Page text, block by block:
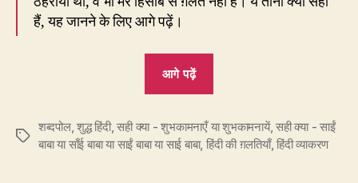
हैं, यह जानने के लिए आगे पढ़ें।
आगे पढ़ें
बना
क्या
Tags
शब्दपोल,शुद्ध हिंदी,सही क्या - शुभकामनाएँ या शुभकामनायें,सही क्या - साईं
बाबा या साँई बाबा या साईं बाबा या साई बाबा, हिंदी की ग़लतियाँ,हिंदी व्याकरण